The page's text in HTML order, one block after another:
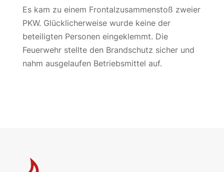
Es kam zu einem Frontalzusammenstoß zweier
PKW. Glücklicherweise wurde keine der
beteiligten Personen eingeklemmt. Die
Feuerwehr stellte den Brandschutz sicher und
nahm ausgelaufen Betriebsmittel auf.